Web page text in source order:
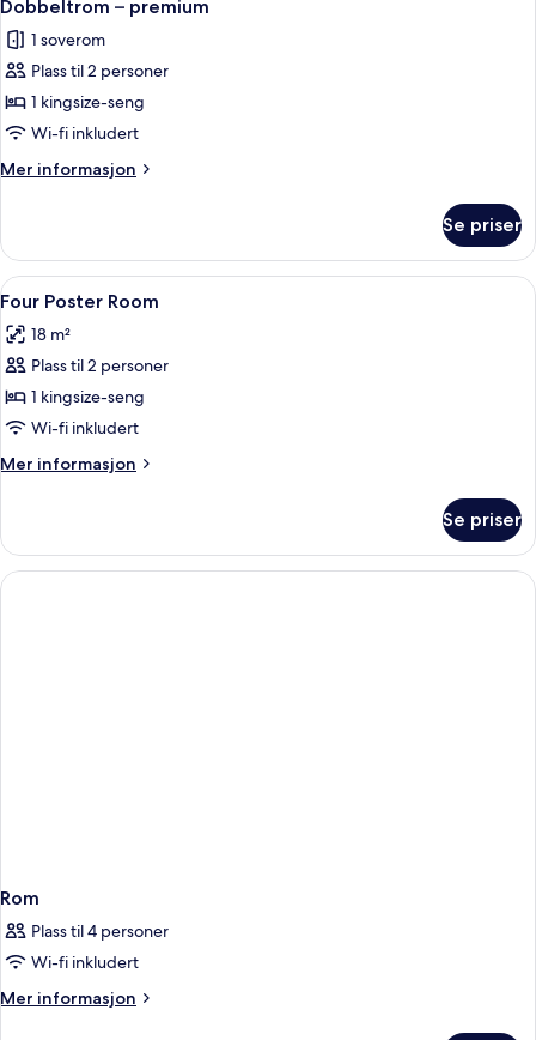
alle
bildene
av
Dobbeltrom
–
premium
Dobbeltrom – premium
1 soverom
Plass til 2 personer
1 kingsize-seng
Wi-fi inkludert
Mer informasjon
Mer
–
premium
Se priser
Åpne
alle
bildene
av
Four
Poster
Room
Sengetøy av topp kvalitet,
4
Four Poster Room
18 m²
Plass til 2 personer
1 kingsize-seng
Wi-fi inkludert
Mer informasjon
Mer
Poster
Room
Se priser
Rom
Plass til 4 personer
Wi-fi inkludert
Mer informasjon
Mer